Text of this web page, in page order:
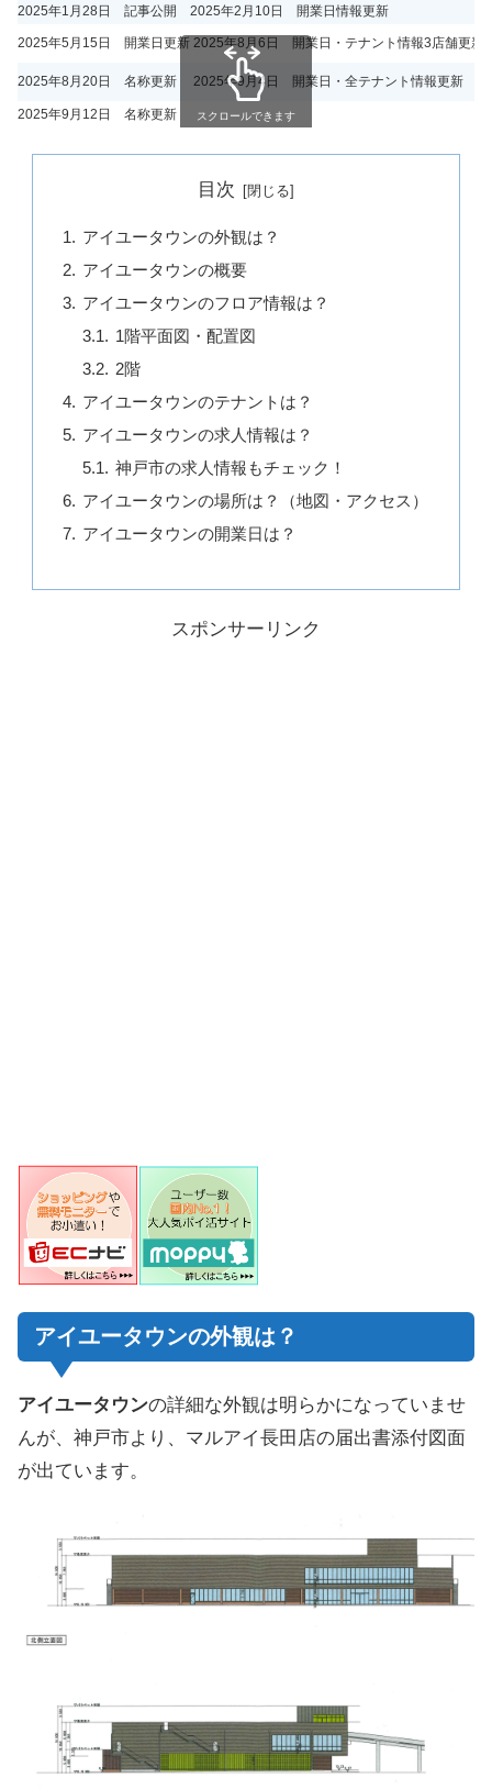
2025年1月28日 記事公開 2025年2月10日 開業日情報更新
2025年5月15日 開業日更新 2025年8月6日 開業日・テナント情報3店舗更新
2025年8月20日 名称更新 2025年9月4日 開業日・全テナント情報更新
2025年9月12日 名称更新 スクロールできます
目次
アイユータウンの外観は？
アイユータウンの概要
アイユータウンのフロア情報は？
1階平面図・配置図
2階
アイユータウンのテナントは？
アイユータウンの求人情報は？
神戸市の求人情報もチェック！
アイユータウンの場所は？（地図・アクセス）
アイユータウンの開業日は？
スポンサーリンク
アイユータウンの外観は？
アイユータウンの詳細な外観は明らかになっていませ
んが、神戸市より、マルアイ長田店の届出書添付図面
が出ています。